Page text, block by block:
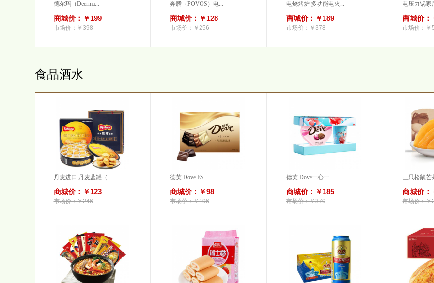
德尔玛（Deerma...
商城价：￥199
市场价：￥398
奔腾（POVOS）电...
商城价：￥128
市场价：￥256
电烧烤炉 多功能电火...
商城价：￥189
市场价：￥378
电压力锅家
商城价：
市场价：￥
食品酒水
丹麦进口 丹麦蓝罐（...
商城价：￥123
市场价：￥246
德芙 Dove ES...
商城价：￥98
市场价：￥196
德芙 Dove一心一...
商城价：￥185
市场价：￥370
三只松鼠芒
商城价：
市场价：￥